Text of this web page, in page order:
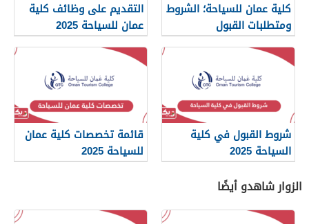
كلية عمان للسياحة؛ الشروط
ومتطلبات القبول
التقديم على وظائف كلية
عمان للسياحة 2025
شروط القبول في كلية
السياحة 2025
قائمة تخصصات كلية عمان
للسياحة 2025
الزوار شاهدو أيضًا